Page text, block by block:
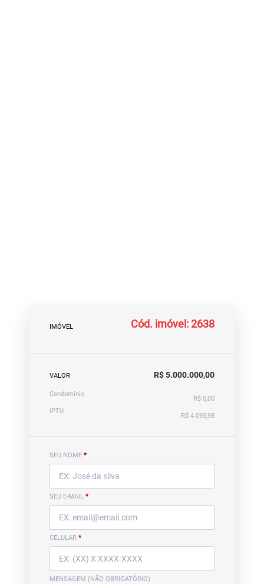
IMÓVEL Cód. imóvel: 2638
VALOR R$ 5.000.000,00
Condomínio
R$ 0,00
IPTU
R$ 4.095,98
SEU NOME *
SEU E-MAIL *
CELULAR *
MENSAGEM (NÃO OBRIGATÓRIO)